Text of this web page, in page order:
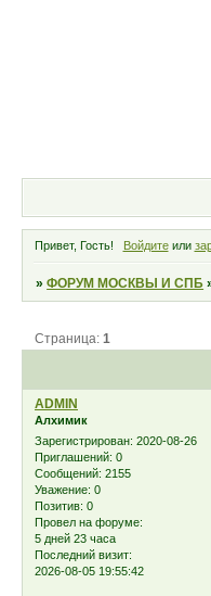
Привет, Гость! Войдитеили
»ФОРУМ МОСКВЫ И СПБ
Страница:1
ADMIN
Алхимик
Зарегистрирован: 2020-08-26
Приглашений: 0
Сообщений: 2155
Уважение: 0
Позитив: 0
Провел на форуме:
5 дней 23 часа
Последний визит:
2026-08-05 19:55:42